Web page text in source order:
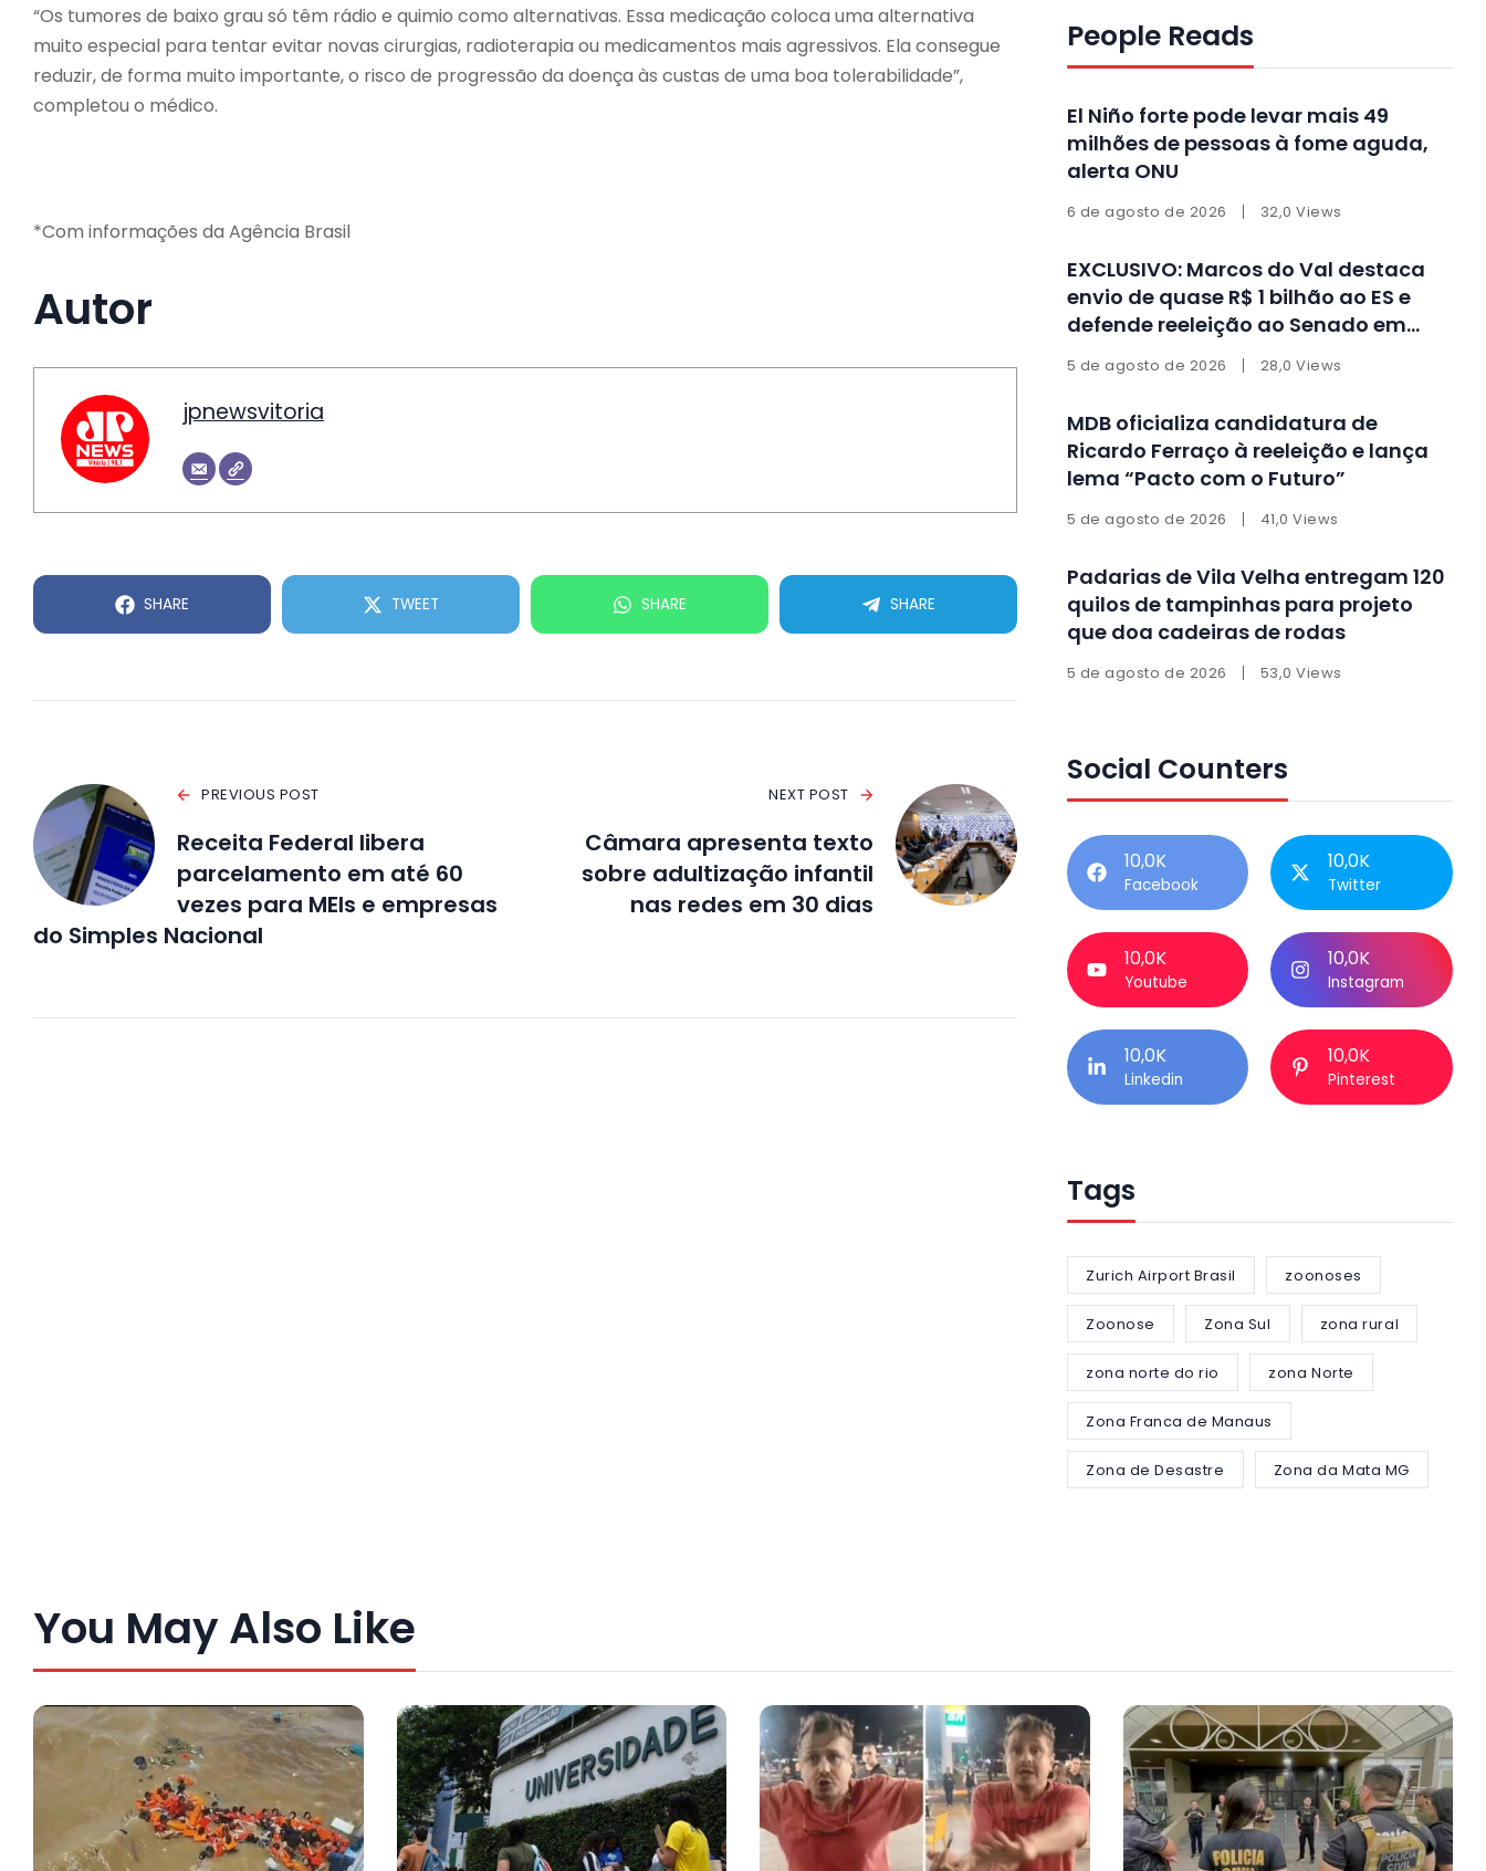
“Os tumores de baixo grau só têm rádio e quimio como alternativas. Essa medicação coloca uma alternativa
muito especial para tentar evitar novas cirurgias, radioterapia ou medicamentos mais agressivos. Ela consegue
reduzir, de forma muito importante, o risco de progressão da doença às custas de uma boa tolerabilidade”,
completou o médico.
*Com informações da Agência Brasil
Autor
jpnewsvitoria
SHARE TWEET SHARE SHARE
PREVIOUS POST
Receita Federal libera
parcelamento em até 60
vezes para MEIs e empresas
do Simples Nacional
NEXT POST
Câmara apresenta texto
sobre adultização infantil
nas redes em 30 dias
People Reads
El Niño forte pode levar mais 49
milhões de pessoas à fome aguda,
alerta ONU
6 de agosto de 2026 32,0 Views
EXCLUSIVO: Marcos do Val destaca
envio de quase R$ 1 bilhão ao ES e
defende reeleição ao Senado em
5 de agosto de 2026 28,0 Views
MDB oficializa candidatura de
Ricardo Ferraço à reeleição e lança
lema “Pacto com o Futuro”
5 de agosto de 2026 41,0 Views
Padarias de Vila Velha entregam 120
quilos de tampinhas para projeto
que doa cadeiras de rodas
5 de agosto de 2026 53,0 Views
Social Counters
10,0K
Facebook
10,0K
Twitter
10,0K
Youtube
10,0K
Instagram
10,0K
Linkedin
10,0K
Pinterest
Tags
Zurich Airport Brasil zoonoses
Zoonose Zona Sul zona rural
zona norte do rio zona Norte
Zona Franca de Manaus
Zona de Desastre Zona da Mata MG
You May Also Like